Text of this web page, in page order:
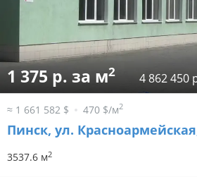
1 375 р. за м2 4 862 450
≈ 1 661 582 $ 470 $/м2
Пинск, ул.
3537.6 м2